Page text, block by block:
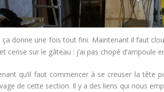
ça donne une fois tout fini. Maintenant il faut
cerise sur le gâteau : j’ai pas chopé d’ampoule
qu’il faut commencer à se creuser la
de cette section. Il y a des liens qui nous